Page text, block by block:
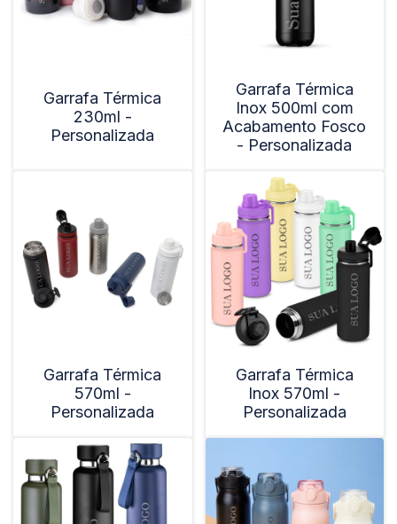
Garrafa Térmica
230ml -
Personalizada
Garrafa Térmica
Inox 500ml com
Acabamento Fosco
- Personalizada
Garrafa Térmica
570ml -
Personalizada
Garrafa Térmica
Inox 570ml -
Personalizada